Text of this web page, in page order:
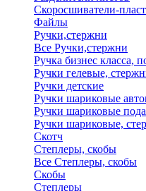
Скоросшиватели-
Файлы
Ручки,стержни
Все Ручки,стержни
Ручка бизнес класса,
Ручки гелевые,
Ручки детские
Ручки шариковые
Ручки шариковые
Ручки шариковые,
Скотч
Степлеры, скобы
Все Степлеры, скобы
Скобы
Степлеры